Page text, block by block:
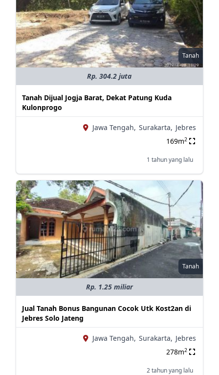
Tanah
Rp. 304.2 juta
Tanah Dijual Jogja Barat, Dekat Patung Kuda
Kulonprogo
Jawa Tengah, Surakarta, Jebres
169m2
1 tahun yang lalu
Tanah
Rp. 1.25 miliar
Jual Tanah Bonus Bangunan Cocok Utk Kost2an di
Jebres Solo Jateng
Jawa Tengah, Surakarta, Jebres
278m2
2 tahun yang lalu